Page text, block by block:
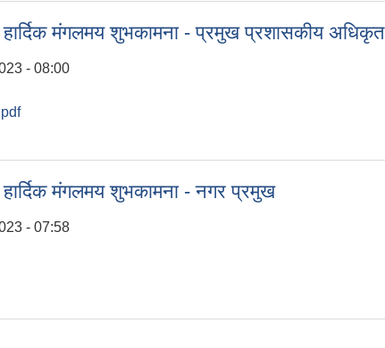
हार्दिक मंगलमय शुभकामना - प्रमुख प्रशासकीय अधिकृत
- 08:00
हार्दिक मंगलमय शुभकामना - नगर प्रमुख
- 07:58